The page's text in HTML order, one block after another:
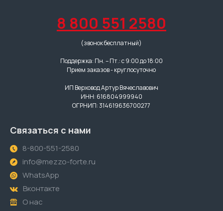
8 800 551 2580
(звонок бесплатный)
Поддержка: Пн. – Пт.: с 9:00 до 18:00
Прием заказов - круглосуточно
ИП Верховод Артур Вячеславович
ИНН: 616804999940
ОГРНИП: 314619636700277
Связаться с нами
8-800-551-2580
info@mezzo-forte.ru
WhatsApp
Вконтакте
О нас